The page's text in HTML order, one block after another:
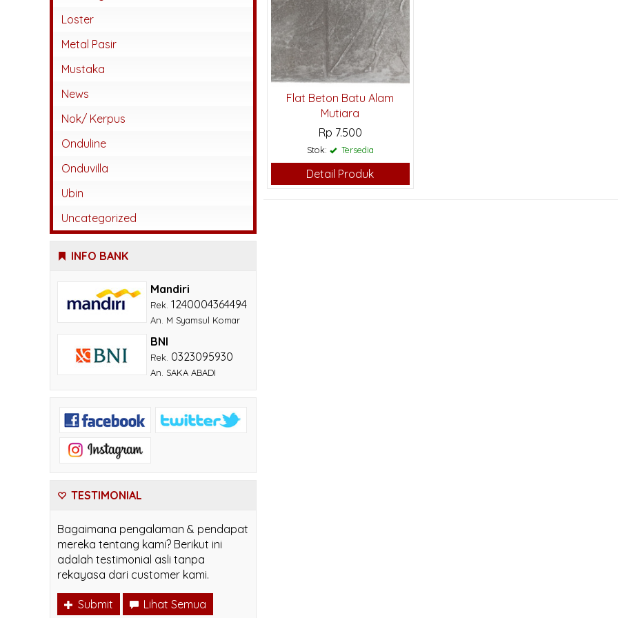
Flat Beton Batu Alam
Mutiara
Rp 7.500
Stok: Tersedia
Detail Produk
Abadi
Beton
Jatiwangi
Kaca
Karangpilang
Keramik
Loster
Metal Pasir
Mustaka
News
Nok/ Kerpus
Onduline
Onduvilla
Ubin
Uncategorized
INFO BANK
Mandiri
Rek. 1240004364494
An. M Syamsul Komar
BNI
Rek. 0323095930
An. SAKA ABADI
TESTIMONIAL
Bagaimana pengalaman & pendapat
mereka tentang kami? Berikut ini
adalah testimonial asli tanpa
rekayasa dari customer kami.
Submit Lihat Semua